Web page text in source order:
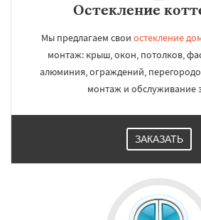
Остекление
Мы предлагаем свои остекление
монтаж: крыш, окон, потолков,
алюминия, ограждений,
монтаж и обслуживание
ЗАКАЗАТЬ